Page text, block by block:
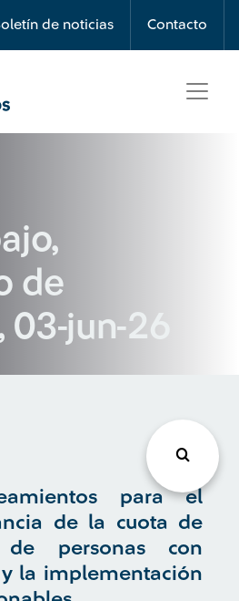
de noticias Contacto
de
03-jun-26
para el
de la cuota de
de personas con
la implementación